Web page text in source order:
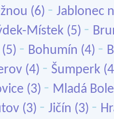
(6) - Jablonec
Místek (5) -
(5) - Bohumín (4) -
(4) - Šumperk
(3) - Mladá
(3) - Jičín (3) -